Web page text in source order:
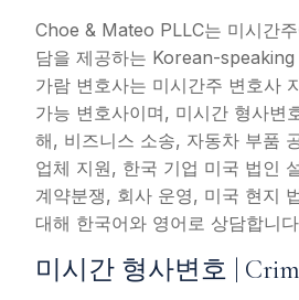
Choe & Mateo PLLC는 미시간
담을 제공하는 Korean-
가람 변호사는 미시간주 변호사
가능 변호사이며, 미시간 형사변
해, 비즈니스 소송, 자동차 부품
업체 지원, 한국 기업 미국 법인
계약분쟁, 회사 운영, 미국 현지
대해 한국어와 영어로 상담합니
미시간 형사변호 |